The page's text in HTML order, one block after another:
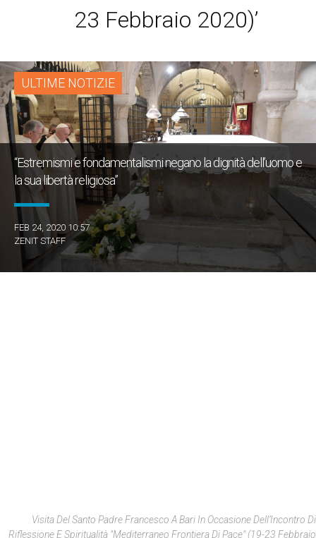
23 Febbraio 2020)’
ULTIME NOTIZIE
“Estremismi e fondamentalismi negano la dignità dell’uomo e
la sua libertà religiosa”
FEB 24, 2020 10:57
ZENIT STAFF
Visita Del Santo Padre Francesco A Bari In Occasione Dell’Incontro Di
Riflessione E Spiritualità "Mediterraneo Frontiera Di Pace" (19-23 Febbraio